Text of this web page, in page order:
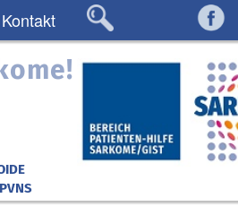
Kontakt